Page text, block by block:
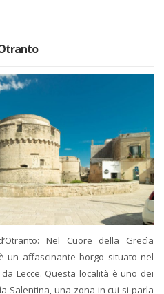
Nel Cuore della Grecìa
un affascinante borgo situato nel
Lecce. Questa località è uno dei
Salentina, una zona in cui si parla